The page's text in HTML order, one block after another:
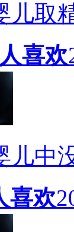
儿取
喜欢
儿中
喜欢